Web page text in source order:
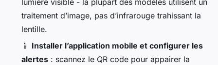
traitement d’image, pas d’infrarouge trahissant la
lentille.
📱 Installer l’application mobile et configurer les
alertes : scannez le QR code pour appairer la